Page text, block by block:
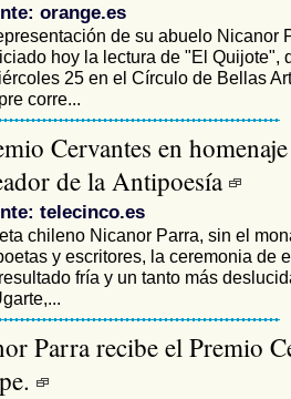
orange.es
de su abuelo Nicanor
hoy la lectura de "El Quijote",
25 en el Círculo de Bellas
corre...
Cervantes en
de la Antipoesía
telecinco.es
chileno Nicanor Parra, sin el
y escritores, la ceremonia de
fría y un tanto más
Parra recibe el Premio